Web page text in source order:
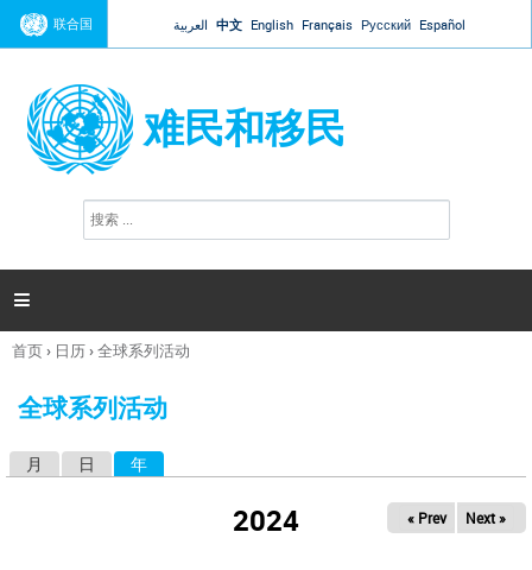
Jump to navigation
联合国 العربية 中文 English Français Русский Español
难民和移民
搜
索

你
这
首页› 日历›全球系列活动
全球系列活动
月 日 年
2024 « Prev Next »